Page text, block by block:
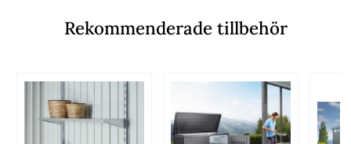
Rekommenderade tillbehör